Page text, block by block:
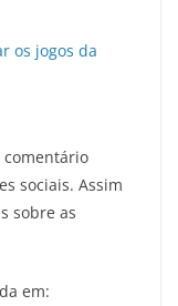
os jogos da
comentário
sociais. Assim
sobre as
em: